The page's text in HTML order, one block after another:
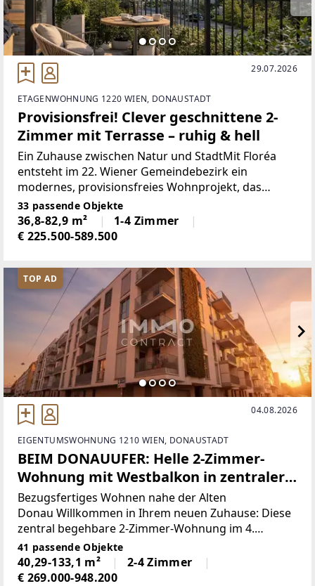
29.07.2026
ETAGENWOHNUNG 1220 WIEN, DONAUSTADT
Provisionsfrei! Clever geschnittene 2-
Zimmer mit Terrasse – ruhig & hell
Ein Zuhause zwischen Natur und StadtMit Floréa
entsteht im 22. Wiener Gemeindebezirk ein
modernes, provisionsfreies Wohnprojekt, das
urbanes Wohnen mit einer naturnahen Umgebung
verbindet. Die Wohnanlage umfasst 33
Eigentumswohnungen sowie eine
33 passende Objekte
36,8-82,9 m²
1-4 Zimmer
€ 225.500-589.500
TOP AD
04.08.2026
EIGENTUMSWOHNUNG 1210 WIEN, DONAUSTADT
BEIM DONAUUFER: Helle 2-Zimmer-
Wohnung mit Westbalkon in zentraler
Lage
Bezugsfertiges Wohnen nahe der Alten
Donau Willkommen in Ihrem neuen Zuhause: Diese
zentral begehbare 2-Zimmer-Wohnung im 4.
Obergeschoss überzeugt mit rund 40 m²
Wohnnutzfläche und einer besonders durchdachten
Raumaufteilung – perfekt für
41 passende Objekte
40,29-133,1 m²
2-4 Zimmer
€ 269.000-948.200